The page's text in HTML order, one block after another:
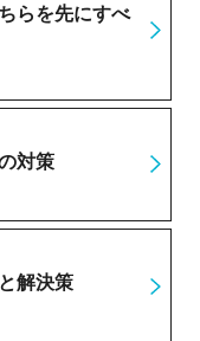
らを先にすべ
対策
解決策